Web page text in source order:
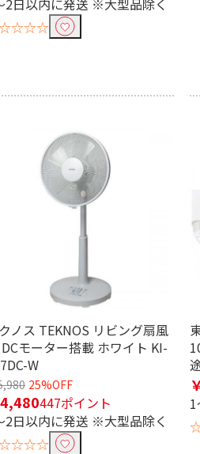
2日以内に発送 ※大型品除く
ノス TEKNOS リビング扇風
モーター搭載 ホワイト KI-
W
25%OFF
447ポイント
2日以内に発送 ※大型品除く